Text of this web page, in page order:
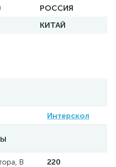
РОССИЯ
КИТАЙ
Интерскол
В
220